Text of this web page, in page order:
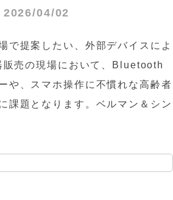
2026/04/02
で提案したい、外部デバイスによ
販売の現場において、Bluetooth
や、スマホ操作に不慣れな高齢者
課題となります。ベルマン＆シン